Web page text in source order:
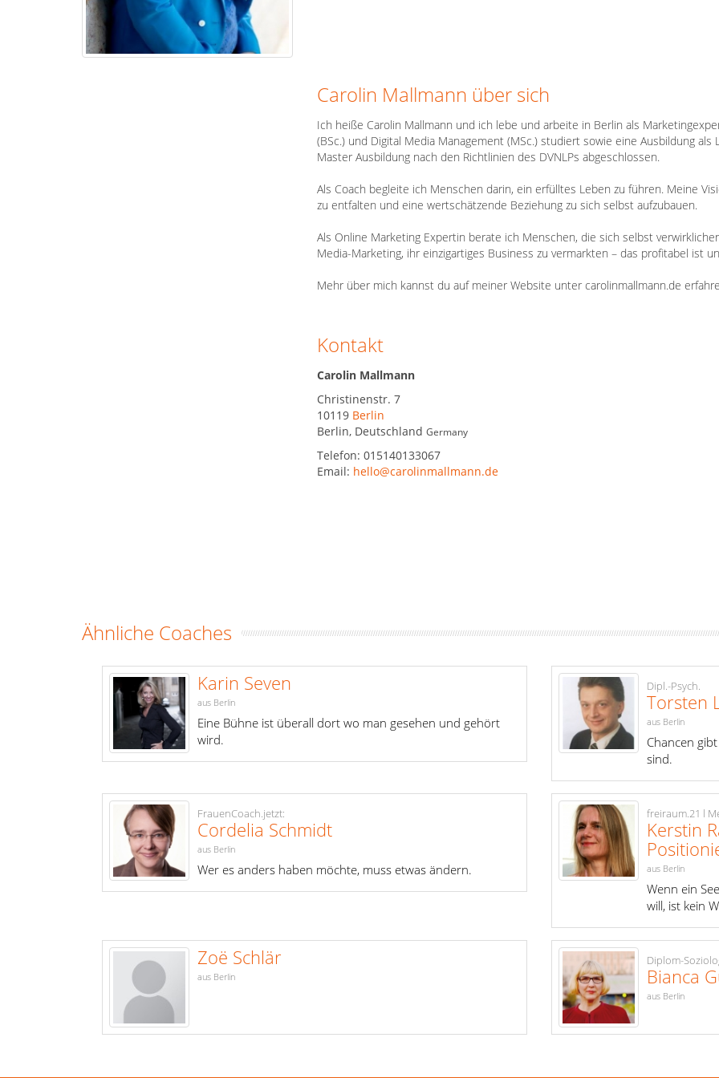
Carolin Mallmann über sich
Ich heiße Carolin Mallmann und ich lebe und arbeite in Berlin als
(BSc.) und Digital Media Management (MSc.) studiert sowie eine Ausbildung
Master Ausbildung nach den Richtlinien des DVNLPs abgeschlossen.
Als Coach begleite ich Menschen darin, ein erfülltes Leben zu führen. Meine
zu entfalten und eine wertschätzende Beziehung zu sich selbst aufzubauen.
Als Online Marketing Expertin berate ich Menschen, die sich selbst
Media-Marketing, ihr einzigartiges Business zu vermarkten – das profitabel ist
Mehr über mich kannst du auf meiner Website unter carolinmallmann.de
Kontakt
Carolin Mallmann
Christinenstr. 7
10119 Berlin
Berlin, Deutschland Germany
Telefon: 015140133067
Email: hello@carolinmallmann.de
Ähnliche Coaches
Karin Seven
aus Berlin
Eine Bühne ist überall dort wo man gesehen und gehört
wird.
Dipl.-Psych.
Torsten
aus Berlin
Chancen
sind.
FrauenCoach.jetzt:
Cordelia Schmidt
aus Berlin
Wer es anders haben möchte, muss etwas ändern.
freiraum.21 l
Kerstin
aus Berlin
Wenn ein
will, ist kein
Zoë Schlär
aus Berlin
Diplom-
Bianca
aus Berlin